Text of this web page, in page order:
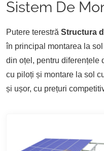
Sistem De
Putere terestră Structura
în principal montarea la
din oțel, pentru diferențele
cu piloți și montare la sol
și ușor, cu prețuri